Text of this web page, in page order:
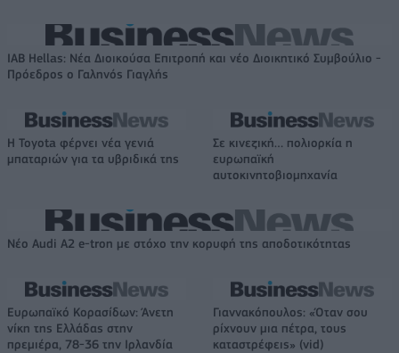
IAB Hellas: Νέα Διοικούσα Επιτροπή και νέο Διοικητικό Συμβούλιο -
Πρόεδρος ο Γαληνός Γιαγλής
Η Toyota φέρνει νέα γενιά
μπαταριών για τα υβριδικά της
Σε κινεζική… πολιορκία η
ευρωπαϊκή
αυτοκινητοβιομηχανία
Νέο Audi A2 e-tron με στόχο την κορυφή της αποδοτικότητας
Ευρωπαϊκό Κορασίδων: Άνετη
νίκη της Ελλάδας στην
πρεμιέρα, 78-36 την Ιρλανδία
Γιαννακόπουλος: «Όταν σου
ρίχνουν μια πέτρα, τους
καταστρέφεις» (vid)